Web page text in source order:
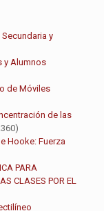
y
y Alumnos
de Móviles
de las
Hooke: Fuerza
PARA
CLASES POR EL